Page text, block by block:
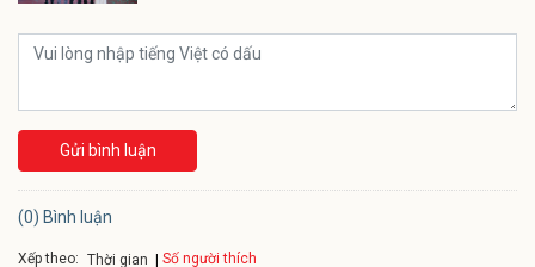
Gửi bình luận
(0) Bình luận
Xếp theo: Thời gian Số người thích